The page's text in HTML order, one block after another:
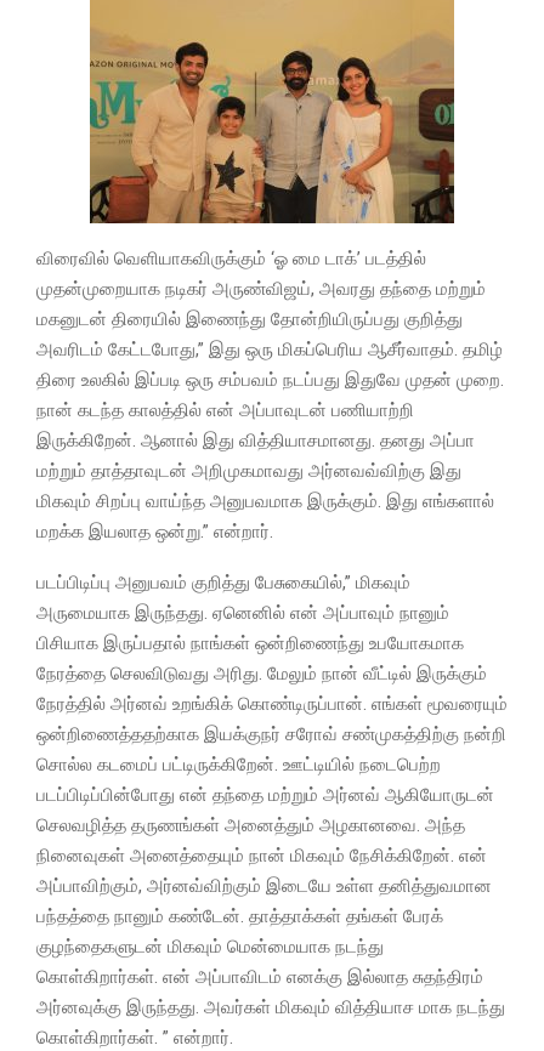
விரைவில் வெளியாகவிருக்கும் ‘ஓ மை டாக்’ படத்தில்
முதன்முறையாக நடிகர் அருண்விஜய், அவரது தந்தை மற்றும்
மகனுடன் திரையில் இணைந்து தோன்றியிருப்பது குறித்து
அவரிடம் கேட்டபோது,” இது ஒரு மிகப்பெரிய ஆசீர்வாதம். தமிழ்
திரை உலகில் இப்படி ஒரு சம்பவம் நடப்பது இதுவே முதன் முறை.
நான் கடந்த காலத்தில் என் அப்பாவுடன் பணியாற்றி
இருக்கிறேன். ஆனால் இது வித்தியாசமானது. தனது அப்பா
மற்றும் தாத்தாவுடன் அறிமுகமாவது அர்னவவ்விற்கு இது
மிகவும் சிறப்பு வாய்ந்த அனுபவமாக இருக்கும். இது எங்களால்
மறக்க இயலாத ஒன்று.” என்றார்.
படப்பிடிப்பு அனுபவம் குறித்து பேசுகையில்,” மிகவும்
அருமையாக இருந்தது. ஏனெனில் என் அப்பாவும் நானும்
பிசியாக இருப்பதால் நாங்கள் ஒன்றிணைந்து உபயோகமாக
நேரத்தை செலவிடுவது அரிது. மேலும் நான் வீட்டில் இருக்கும்
நேரத்தில் அர்னவ் உறங்கிக் கொண்டிருப்பான். எங்கள் மூவரையும்
ஒன்றிணைத்ததற்காக இயக்குநர் சரோவ் சண்முகத்திற்கு நன்றி
சொல்ல கடமைப் பட்டிருக்கிறேன். ஊட்டியில் நடைபெற்ற
படப்பிடிப்பின்போது என் தந்தை மற்றும் அர்னவ் ஆகியோருடன்
செலவழித்த தருணங்கள் அனைத்தும் அழகானவை. அந்த
நினைவுகள் அனைத்தையும் நான் மிகவும் நேசிக்கிறேன். என்
அப்பாவிற்கும், அர்னவ்விற்கும் இடையே உள்ள தனித்துவமான
பந்தத்தை நானும் கண்டேன். தாத்தாக்கள் தங்கள் பேரக்
குழந்தைகளுடன் மிகவும் மென்மையாக நடந்து
கொள்கிறார்கள். என் அப்பாவிடம் எனக்கு இல்லாத சுதந்திரம்
அர்னவுக்கு இருந்தது. அவர்கள் மிகவும் வித்தியாச மாக நடந்து
கொள்கிறார்கள். ” என்றார்.